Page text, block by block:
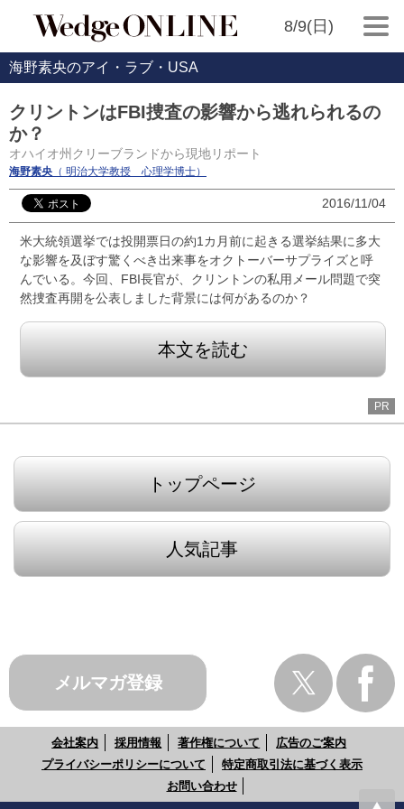
8/9(日)
海野素央のアイ・ラブ・USA
クリントンはFBI捜査の影響から逃れられるの
か？
オハイオ州クリーブランドから現地リポート
海野素央 （ 明治大学教授 心理学博士）
2016/11/04
米大統領選挙では投開票日の約1カ月前に起きる選挙結果に多大
な影響を及ぼす驚くべき出来事をオクトーバーサプライズと呼
んでいる。今回、FBI長官が、クリントンの私用メール問題で突
然捜査再開を公表しました背景には何があるのか？
本文を読む
PR
トップページ
人気記事
メルマガ登録
会社案内 採用情報 著作権について
広告のご案内
プライバシーポリシーについて
特定商取引法に基づく表示
お問い合わせ